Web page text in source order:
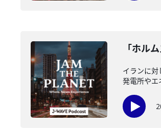
「ホル
イランに対
発電所やエ